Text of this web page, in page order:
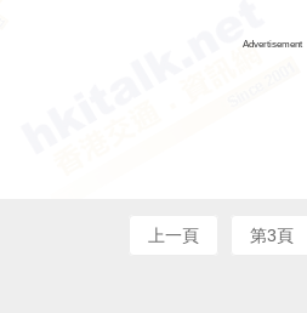
Advertisement
上一頁 第3頁